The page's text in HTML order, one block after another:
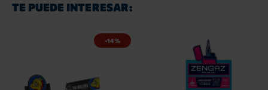
TE PUEDE INTERESAR:
-14%